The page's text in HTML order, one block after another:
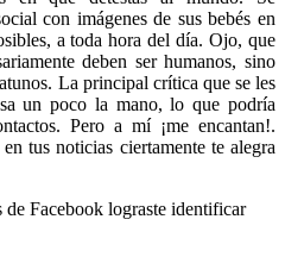
con imágenes de sus bebés en
a toda hora del día. Ojo, que
deben ser humanos, sino
La principal crítica que se les
un poco la mano, lo que podría
Pero a mí ¡me encantan!.
tus noticias ciertamente te alegra
de Facebook lograste identificar